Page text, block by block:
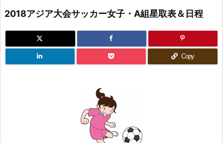
2018アジア大会サッカー女子・A組星取表＆日程
Copy